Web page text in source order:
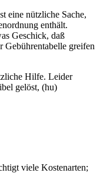
eine nützliche Sache,
enthält.
Geschick, daß
Gebührentabelle greifen
Hilfe. Leider
gelöst, (hu)
viele Kostenarten;